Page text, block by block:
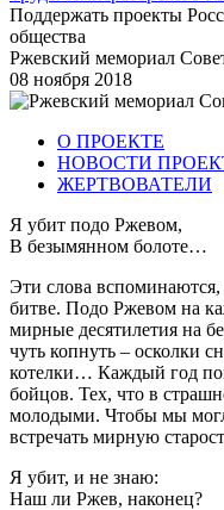
Поддержать проекты
общества
Ржевский мемориал
08 ноября 2018
О ПРОЕКТЕ
НОВОСТИ
ЖЕРТВОВАТЕЛИ
Я убит подо Ржевом,
В безымянном болоте…
Эти слова вспоминаются,
битве. Подо Ржевом на
мирные десятилетия на
чуть копнуть – осколки
котелки… Каждый год
бойцов. Тех, что в
молодыми. Чтобы мы
встречать мирную
Я убит, и не знаю:
Наш ли Ржев, наконец?